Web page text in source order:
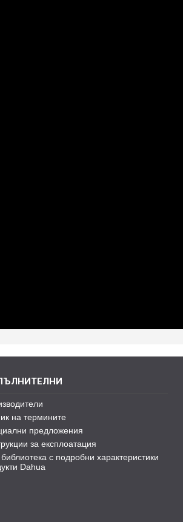
на термините
предложения
за експлоатация
с подробни характеристики
Dahua